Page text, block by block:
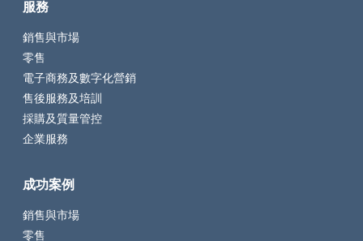
服務
銷售與市場
零售
電子商務及數字化營銷
售後服務及培訓
採購及質量管控
企業服務
成功案例
銷售與市場
零售